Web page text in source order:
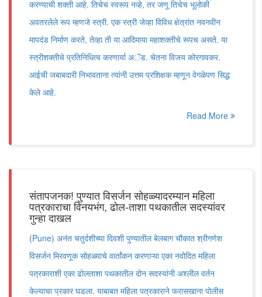
करण्याची शक्ती आहे. तिचेच स्वरूप नव्हे, तर जणू तिचेच भूलोकी
अवतरलेले रूप म्हणजे स्त्री. एक स्त्री जेव्हा विविध क्षेत्रांत नवनवीन
मापदंड निर्माण करते, तेव्हा ती या आदिमाया महाशक्तीचे रूपच असते. या
स्त्रीशक्तीचे प्रतिनिधित्व करणार्या अॅड. चेतना विजय कोरगावकर.
आईची जबाबदारी निभावताना त्यांनी उत्तम प्रशिक्षक म्हणून वेगळेपण सिद्ध
केले आहे.
Read More
संतापजनक! पुण्यात विसर्जन सोहळ्यादरम्यान महिला
पत्रकाराचा विनयभंग, ढोल-ताशा पथकातील सदस्यांवर
गुन्हा दाखल
(Pune) अनंत चतुर्दशीच्या दिवशी पुण्यातील बेलबाग चौकात श्रीगणेश
विसर्जन मिरवणूक सोहळ्याचे वार्तांकन करणाऱ्या एका नवोदित महिला
पत्रकाराशी एका ढोलताशा पथकातील दोन सदस्यांनी अश्लील वर्तन
केल्याचा प्रकार घडला. याबाबत महिला पत्रकाराने फरासखाना पोलीस